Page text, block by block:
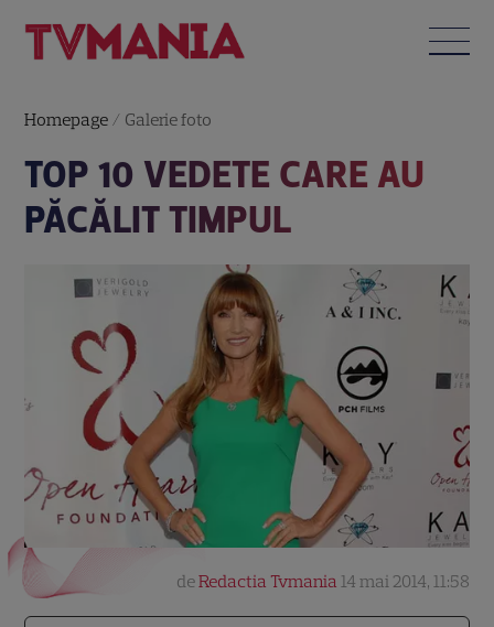
Homepage / Galerie foto
TOP 10 VEDETE CARE AU
PĂCĂLIT TIMPUL
deRedactia Tvmania 14 mai 2014, 11:58